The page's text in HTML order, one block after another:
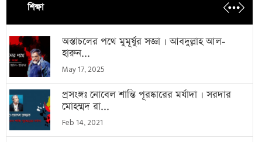
শিক্ষা
অস্তাচলের পথে মুমূর্ষুর সজ্ঞা । আবদুল্লাহ আল-
হারুন...
May 17, 2025
প্রসংঙ্গঃ নোবেল শান্তি পূরষ্কারের মর্যাদা । সরদার
মোহম্মদ রা...
Feb 14, 2021